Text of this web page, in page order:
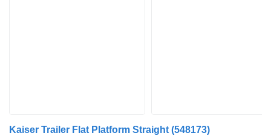
Kaiser Trailer Flat Platform Straight (548173)